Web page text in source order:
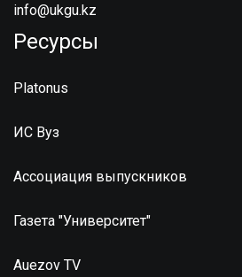
info@ukgu.kz
Ресурсы
Platonus
ИС Вуз
Ассоциация выпускников
Газета "Университет"
Auezov TV